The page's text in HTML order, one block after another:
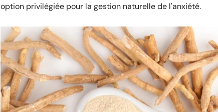
option privilégiée pour la gestion naturelle de l'anxiété.